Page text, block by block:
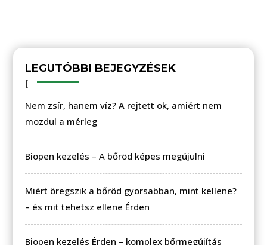
LEGUTÓBBI BEJEGYZÉSEK
Nem zsír, hanem víz? A rejtett ok, amiért nem
mozdul a mérleg
Biopen kezelés – A bőröd képes megújulni
Miért öregszik a bőröd gyorsabban, mint kellene?
– és mit tehetsz ellene Érden
Biopen kezelés Érden – komplex bőrmegújítás